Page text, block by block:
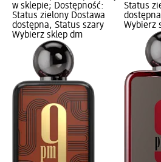
w sklepie; Dostępność:
Status zielony Dostawa
dostępna, Status szary
Wybierz sklep dm
Status
Wybierz